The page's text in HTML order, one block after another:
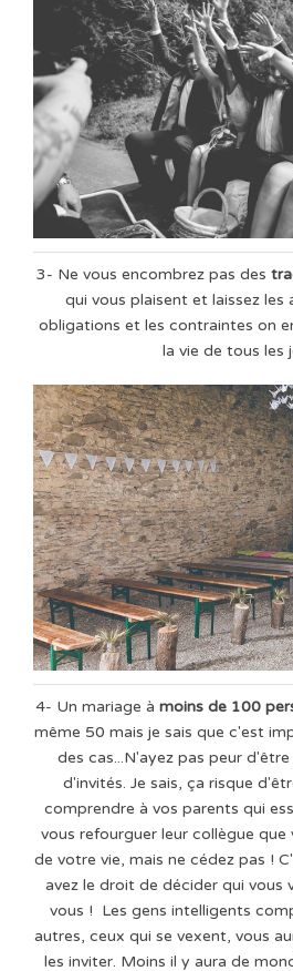
3- Ne vous encombrez pas des
qui vous plaisent et laissez les
obligations et les contraintes on
la vie de tous les
4- Un mariage à moins de 100
même 50 mais je sais que c'est
des cas...N'ayez pas peur
d'invités. Je sais, ça risque
comprendre à vos parents qui
vous refourguer leur collègue que
de votre vie, mais ne cédez pas !
avez le droit de décider qui vous
vous ! Les gens intelligents
autres, ceux qui se vexent, vous
les inviter. Moins il y aura de